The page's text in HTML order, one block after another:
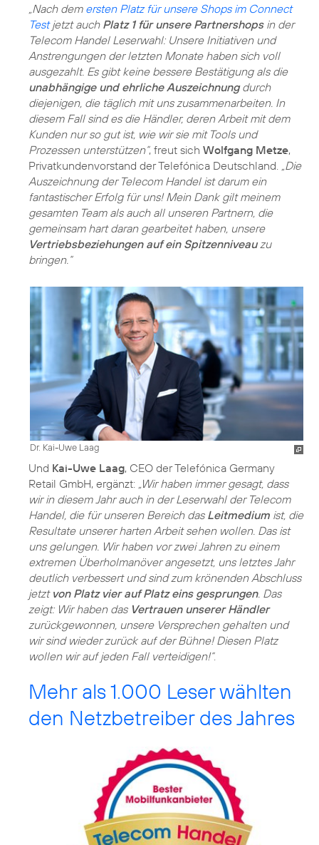
„Nach dem ersten Platz für unsere Shops im Connect
Testjetzt auch Platz 1 für unsere Partnershopsin der
Telecom Handel Leserwahl: Unsere Initiativen und
Anstrengungen der letzten Monate haben sich voll
ausgezahlt. Es gibt keine bessere Bestätigung als die
unabhängige und ehrliche Auszeichnungdurch
diejenigen, die täglich mit uns zusammenarbeiten. In
diesem Fall sind es die Händler, deren Arbeit mit dem
Kunden nur so gut ist, wie wir sie mit Tools und
Prozessen unterstützen“, freut sich Wolfgang Metze,
Privatkundenvorstand der Telefónica Deutschland.
„Die
Auszeichnung der Telecom Handel ist darum ein
fantastischer Erfolg für uns! Mein Dank gilt meinem
gesamten Team als auch all unseren Partnern, die
gemeinsam hart daran gearbeitet haben, unsere
Vertriebsbeziehungen auf ein Spitzenniveauzu
bringen.“
Dr. Kai-Uwe Laag
Und Kai-Uwe Laag, CEO der Telefónica Germany
Retail GmbH, ergänzt: „Wir haben immer gesagt, dass
wir in diesem Jahr auch in der Leserwahl der Telecom
Handel, die für unseren Bereich das Leitmedium ist, die
Resultate unserer harten Arbeit sehen wollen. Das ist
uns gelungen. Wir haben vor zwei Jahren zu einem
extremen Überholmanöver angesetzt, uns letztes Jahr
deutlich verbessert und sind zum krönenden Abschluss
jetzt von Platz vier auf Platz eins gesprungen. Das
zeigt: Wir haben das Vertrauen unserer Händler
zurückgewonnen, unsere Versprechen gehalten und
wir sind wieder zurück auf der Bühne! Diesen Platz
wollen wir auf jeden Fall verteidigen!“.
Mehr als 1.000 Leser wählten
den Netzbetreiber des Jahres